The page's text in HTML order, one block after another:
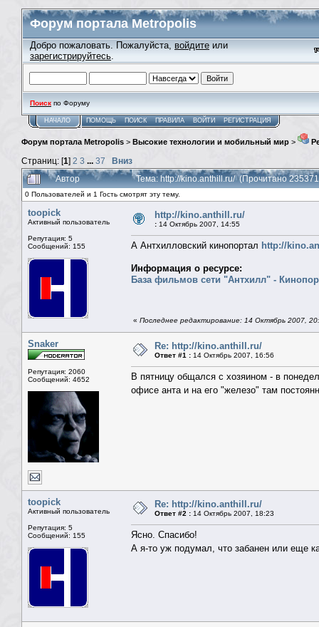
Форум портала Metropolis
Добро пожаловать. Пожалуйста, войдите или
зарегистрируйтесь.
Поиск по Форуму
НАЧАЛО ПОМОЩЬ ПОИСК ПРАВИЛА ВОЙТИ РЕГИСТРАЦИЯ
Форум портала Metropolis > Высокие технологии и мобильный мир >
Страниц: [1] 2 3 ... 37
Вниз
Автор
Тема: http://kino.anthill.ru/ (Прочитано
0 Пользователей и 1 Гость смотрят эту тему.
toopick
Активный пользователь
Репутация: 5
Сообщений: 155
http://kino.anthill.ru/
: 14 Октябрь 2007, 14:55
А Антхилловский кинопортал http://
Информация о ресурсе:
База фильмов сети "Антхилл" -
« Последнее редактирование: 14 Октябрь 2007,
Snaker
Репутация: 2060
Сообщений: 4652
Re: http://kino.anthill.ru/
Ответ #1 : 14 Октябрь 2007, 16:56
В пятницу общался с хозяином - в
офисе анта и на его "железо" там
toopick
Активный пользователь
Репутация: 5
Сообщений: 155
Re: http://kino.anthill.ru/
Ответ #2 : 14 Октябрь 2007, 18:23
Ясно. Спасибо!
А я-то уж подумал, что забанен или еще